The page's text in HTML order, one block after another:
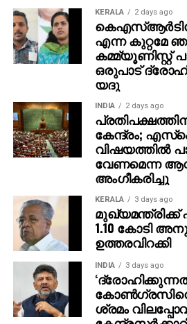
ചിത്രത്തിന്റെ കഥ സുഹാസ്
മേനോന്‍, സുഹാസ് ഷെട്ടി
നിര്‍മ്മാതാക്കളും. ഇവര്‍
തിരക്കഥയും സംഭാഷണവും
വിജേന്ദര്‍ സിംഗ്, ഹരീഷ് ലഖാനി,
വി.കെ ഫിലിംസ് ആന്റ്
ചിത്രത്തിലെ സഹ
ക്രിയേറ്റീവ് പ്രൊഡ്യൂസറായി
ഓഫ് പ്രൊഡക്ഷനായി ശശി
പ്രവര്‍ത്തിക്കുന്നു.
ബാബ തസാദുഖ് ഹുസൈന്‍
മികച്ച എഡിറ്റര്‍ക്കുള്ള
കിഷ്‌കിന്ദകാണ്ഡത്തിലൂടെ
ആണ് ചിത്രത്തിന്റെ എഡിറ്റര്‍.
എക്സിക്യൂട്ടീവ് പ്രൊഡ്യൂസര്‍
ലൈന്‍ പ്രൊഡക്ഷന്‍ ഒക്ടോബര്‍
കലാസംവിധാനം കിഷോര്‍ കുമാര്‍,
KERALA 2 days ago
എന്ന കുറ്റമേ
കമ്മ്യൂണിസ്റ്റ്
ഒരുപാട്
യദു
INDIA 2 days ago
കേന്ദ്രം;
വിഷയത്തിൽ
വേണമെന്ന
അംഗീകരിച്ചു
KERALA 3 days ago
1.10 കോടി
ഉത്തരവിറക്കി
INDIA 3 days ago
ശ്രമം